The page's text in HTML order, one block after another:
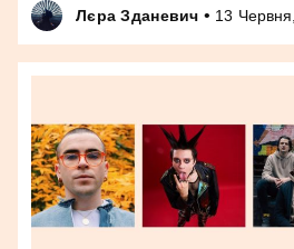
Лєра Зданевич • 13